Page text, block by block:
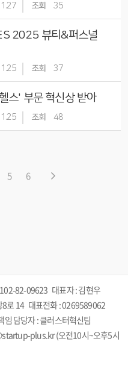
조회 35
2025 뷰티&퍼스널
조회 37
스' 부문 혁신상 받아
조회 48
5 6
102-82-09623 대표자 : 김현우
8로 14 대표전화 : 0269589062
임 담당자 : 클러스터혁신팀
plus.kr (오전10시~오후5시